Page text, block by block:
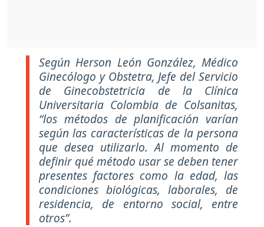
Según Herson León González, Médico
Ginecólogo y Obstetra, Jefe del Servicio
de Ginecobstetricia de la Clínica
Universitaria Colombia de Colsanitas,
“los métodos de planificación varían
según las características de la persona
que desea utilizarlo. Al momento de
definir qué método usar se deben tener
presentes factores como la edad, las
condiciones biológicas, laborales, de
residencia, de entorno social, entre
otros”.